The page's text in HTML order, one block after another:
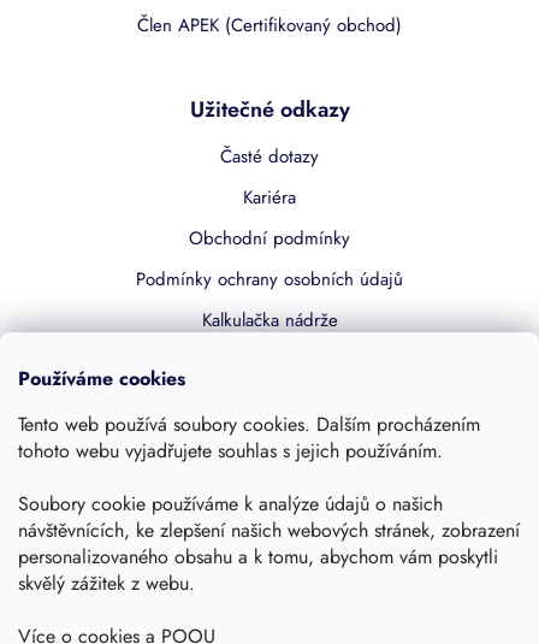
Používáme cookies
Tento web používá soubory cookies. Dalším procházením
tohoto webu vyjadřujete souhlas s jejich používáním.
Soubory cookie používáme k analýze údajů o našich
návštěvnících, ke zlepšení našich webových stránek, zobrazení
personalizovaného obsahu a k tomu, abychom vám poskytli
skvělý zážitek z webu.
Více o cookies a POOU
Člen APEK (Certifikovaný obchod)
Užitečné odkazy
Časté dotazy
Kariéra
Obchodní podmínky
Podmínky ochrany osobních údajů
Kalkulačka nádrže
Kontakty
Sledujte nás